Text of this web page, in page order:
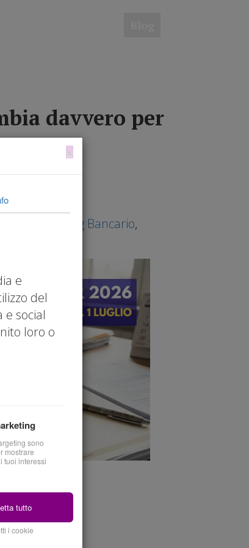
davvero per
Rating Bancario,
×
e
del
social
loro o
sono
mostrare
tuoi interessi
tutto
i cookie